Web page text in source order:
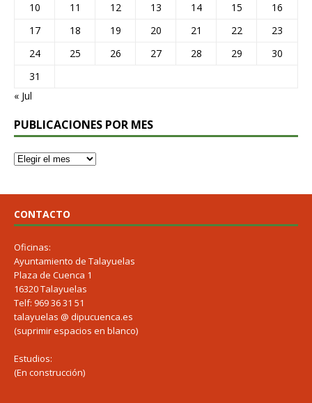
10
11 12 13 14 15
16
17
18 19 20 21 22
23
24
25 26 27 28 29
30
31
« Jul
PUBLICACIONES POR MES
CONTACTO
Oficinas:
Ayuntamiento de Talayuelas
Plaza de Cuenca 1
16320 Talayuelas
Telf: 969 36 31 51
talayuelas @ dipucuenca.es
(suprimir espacios en blanco)
Estudios:
(En construcción)